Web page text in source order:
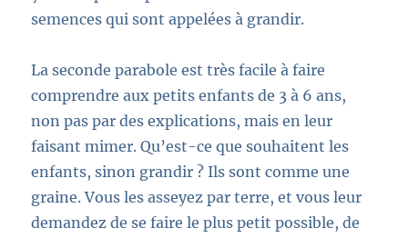
semences qui sont appelées à grandir.
La seconde paraboleest très facile à faire
comprendre aux petits enfants de 3 à 6 ans,
non pas par des explications, mais en leur
faisant mimer. Qu’est-ce que souhaitent les
enfants, sinon grandir ? Ils sont comme une
graine.Vous les asseyez par terre, et vous leur
demandez de se faire le plus petit possible, de